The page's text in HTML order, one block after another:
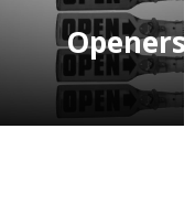
Openers